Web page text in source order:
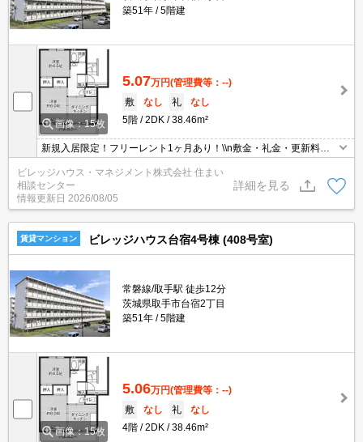
築51年
5階建
画像：15枚
5.07万円(管理費等：--)
敷
なし 礼
なし
5階
2DK 38.46m²
新規入居限定！フリーレント1ヶ月あり！\\n敷金・礼金・更新料・
鍵交換手数料0円！※契約内容や審査の結果、敷金をお預かりする
場合がございます。
ビレッジハウス・マネジメント株式会社 住まい
相談センター
情報更新日 2026/08/05
詳細を見る
賃貸マンション ビレッジハウス台宿4号棟 (408号室)
常磐線/取手駅 徒歩12分
茨城県取手市台宿2丁目
築51年
5階建
画像：15枚
5.06万円(管理費等：--)
敷
なし 礼
なし
4階
2DK 38.46m²